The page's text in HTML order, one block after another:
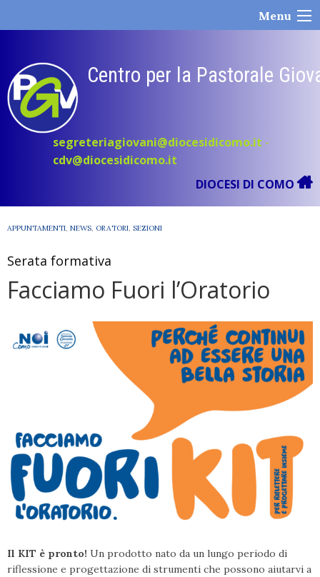
Menu
Centro per la Pastorale
segreteriagiovani@diocesidicomo.it -
cdv@diocesidicomo.it
DIOCESI DI COMO
APPUNTAMENTI, NEWS, ORATORI, SEZIONI
Serata formativa
Facciamo Fuori l’Oratorio
Il KIT è pronto! Un prodotto nato da un lungo periodo di
riflessione e progettazione di strumenti che possono aiutarvi a